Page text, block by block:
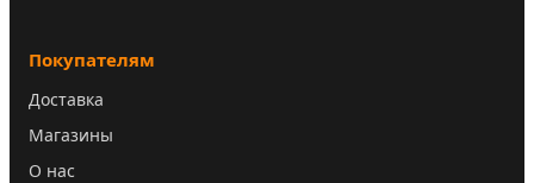
Покупателям
Доставка
Магазины
О нас